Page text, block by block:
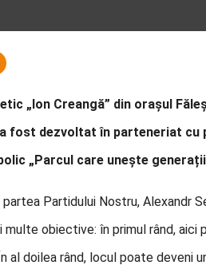
„Ion Creangă” din orașul
fost dezvoltat în parteneriat
„Parcul care unește
Partidului Nostru, Alexandr
obiective: în primul rând, aici
al doilea rând, locul poate deveni